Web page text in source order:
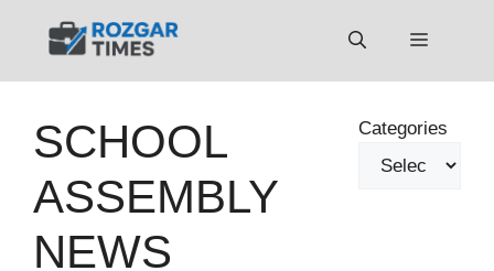
Menu
SCHOOL
ASSEMBLY
NEWS
Categories